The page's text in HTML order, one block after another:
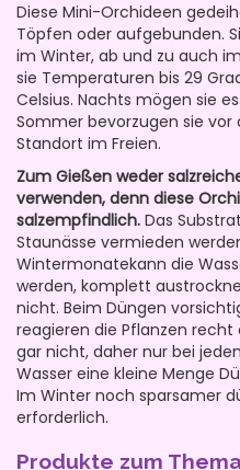
Diese Mini-Orchideen
Töpfen oder aufgebunden.
im Winter, ab und zu auch
sie Temperaturen bis 29
Celsius. Nachts mögen sie
Sommer bevorzugen sie
Standort im Freien.
Zum Gießen weder
verwenden, denn diese
salzempfindlich. Das
Staunässe vermieden
Wintermonatekann die
werden, komplett
nicht. Beim Düngen
reagieren die Pflanzen
gar nicht, daher nur bei
Wasser eine kleine Menge
Im Winter noch sparsamer
erforderlich.
Produkte zum